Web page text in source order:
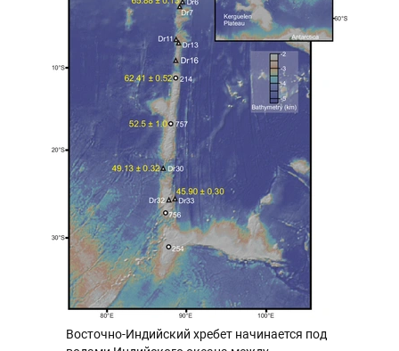
Восточно-Индийский хребет начинается под